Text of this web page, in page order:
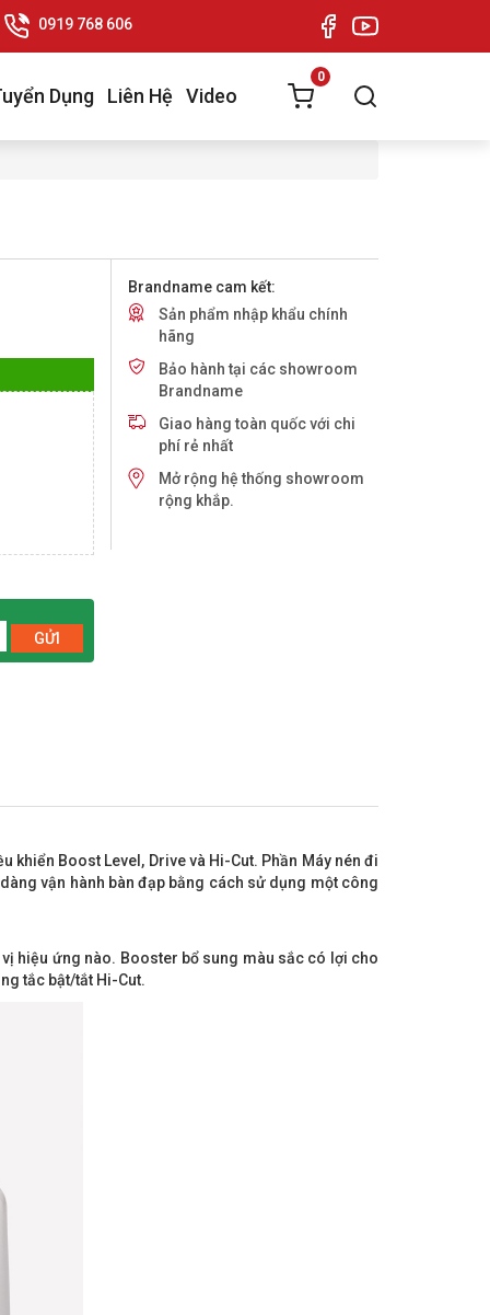
0919 768 606
Dụng Liên Hệ Video
0
GỬI
Brandname cam kết:
Sản phẩm nhập khẩu chính
hãng
Bảo hành tại các showroom
Brandname
Giao hàng toàn quốc với chi
phí rẻ nhất
Mở rộng hệ thống showroom
rộng khắp.
Boost Level, Drive và Hi-Cut. Phần Máy nén đi
vận hành bàn đạp bằng cách sử dụng một công
hiệu ứng nào. Booster bổ sung màu sắc có lợi cho
tắc bật/tắt Hi-Cut.